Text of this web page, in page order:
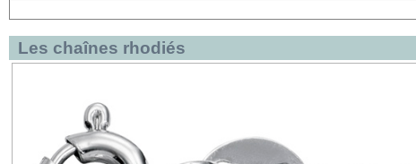
Les chaînes rhodiés